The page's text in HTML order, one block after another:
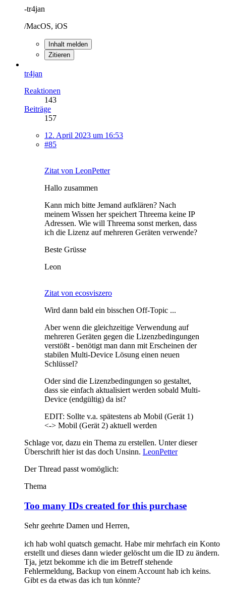
-tr4jan
/MacOS, iOS
Inhalt melden
Zitieren
tr4jan
Reaktionen
143
Beiträge
157
12. April 2023 um 16:53
#85
Zitat von LeonPetter
Hallo zusammen
Kann mich bitte Jemand aufklären? Nach
meinem Wissen her speichert Threema keine IP
Adressen. Wie will Threema sonst merken, dass
ich die Lizenz auf mehreren Geräten verwende?
Beste Grüsse
Leon
Zitat von ecosviszero
Wird dann bald ein bisschen Off-Topic ...
Aber wenn die gleichzeitige Verwendung auf
mehreren Geräten gegen die Lizenzbedingungen
verstößt - benötigt man dann mit Erscheinen der
stabilen Multi-Device Lösung einen neuen
Schlüssel?
Oder sind die Lizenzbedingungen so gestaltet,
dass sie einfach aktualisiert werden sobald Multi-
Device (endgültig) da ist?
EDIT: Sollte v.a. spätestens ab Mobil (Gerät 1)
<-> Mobil (Gerät 2) aktuell werden
Schlage vor, dazu ein Thema zu erstellen. Unter dieser
Überschrift hier ist das doch Unsinn. LeonPetter
Der Thread passt womöglich:
Thema
Too many IDs created for this purchase
Sehr geehrte Damen und Herren,
ich hab wohl quatsch gemacht. Habe mir mehrfach ein Konto
erstellt und dieses dann wieder gelöscht um die ID zu ändern.
Tja, jetzt bekomme ich die im Betreff stehende
Fehlermeldung, Backup von einem Account hab ich keins.
Gibt es da etwas das ich tun könnte?